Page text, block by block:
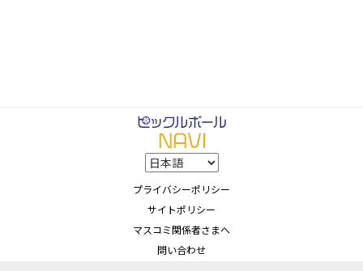
プライバシーポリシー
サイトポリシー
マスコミ関係者さまへ
問い合わせ